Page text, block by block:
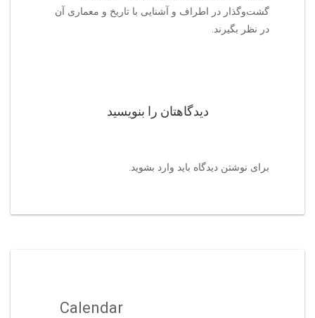
گشت‌وگذار در اطراف و آشنایی با تاریخ و معماری آن
در نظر بگیرند.
دیدگاهتان را بنویسید
برای نوشتن دیدگاه باید وارد بشوید
Calendar